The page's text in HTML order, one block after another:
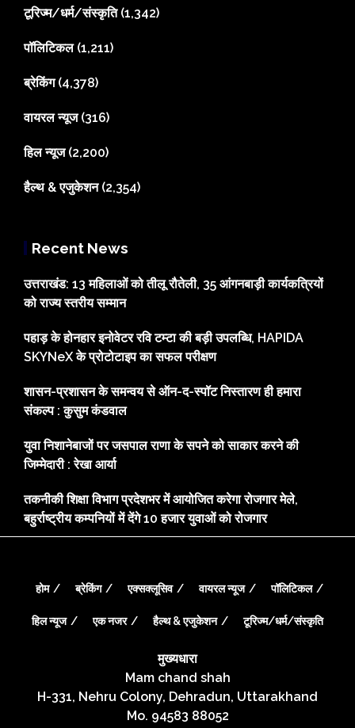
टूरिज्म/धर्म/संस्कृति(1,342)
पॉलिटिकल(1,211)
ब्रेकिंग(4,378)
वायरल न्यूज(316)
हिल न्यूज(2,200)
हैल्थ & एजुकेशन(2,354)
Recent News
उत्तराखंड: 13 महिलाओं को तीलू रौतेली, 35 आंगनबाड़ी कार्यकत्रियों
को राज्य स्तरीय सम्मान
पहाड़ के होनहार इनोवेटर रवि टम्टा की बड़ी उपलब्धि, HAPIDA
SKYNeX के प्रोटोटाइप का सफल परीक्षण
शासन-प्रशासन के समन्वय से ऑन-द-स्पॉट निस्तारण ही हमारा
संकल्प : कुसुम कंडवाल
युवा निशानेबाजों पर जसपाल राणा के सपने को साकार करने की
जिम्मेदारी : रेखा आर्या
तकनीकी शिक्षा विभाग प्रदेशभर में आयोजित करेगा रोजगार मेले,
बहुर्राष्ट्रीय कम्पनियों में देंगे 10 हजार युवाओं को रोजगार
होम ब्रेकिंग एक्सक्लूसिव वायरल न्यूज पॉलिटिकल
हिल न्यूज एक नजर हैल्थ & एजुकेशन टूरिज्म/धर्म/संस्कृति
मुख्यधारा
Mam chand shah
H-331, Nehru Colony, Dehradun, Uttarakhand
Mo. 94583 88052